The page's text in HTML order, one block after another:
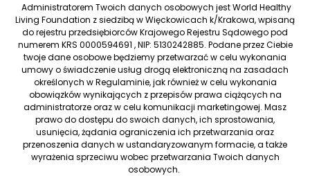
Administratorem Twoich danych osobowych jest World Healthy
Living Foundation z siedzibą w Więckowicach k/Krakowa, wpisaną
do rejestru przedsiębiorców Krajowego Rejestru Sądowego pod
numerem KRS 0000594691 , NIP: 5130242885. Podane przez Ciebie
twoje dane osobowe będziemy przetwarzać w celu wykonania
umowy o świadczenie usług drogą elektroniczną na zasadach
określonych w Regulaminie, jak również w celu wykonania
obowiązków wynikających z przepisów prawa ciążących na
administratorze oraz w celu komunikacji marketingowej. Masz
prawo do dostępu do swoich danych, ich sprostowania,
usunięcia, żądania ograniczenia ich przetwarzania oraz
przenoszenia danych w ustandaryzowanym formacie, a także
wyrażenia sprzeciwu wobec przetwarzania Twoich danych
osobowych.